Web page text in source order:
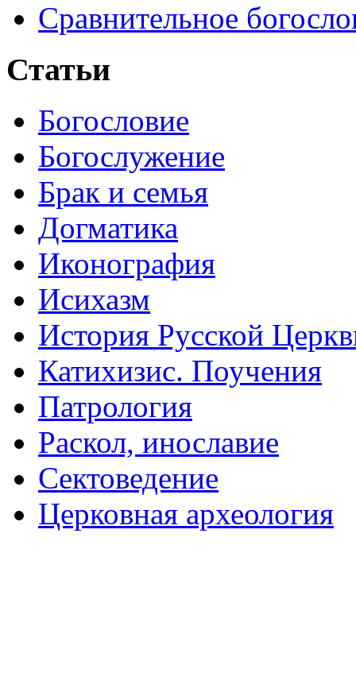
Сравнительное
Статьи
Богословие
Богослужение
Брак и семья
Догматика
Иконография
Исихазм
История Русской
Катихизис. Поучения
Патрология
Раскол, инославие
Сектоведение
Церковная археология